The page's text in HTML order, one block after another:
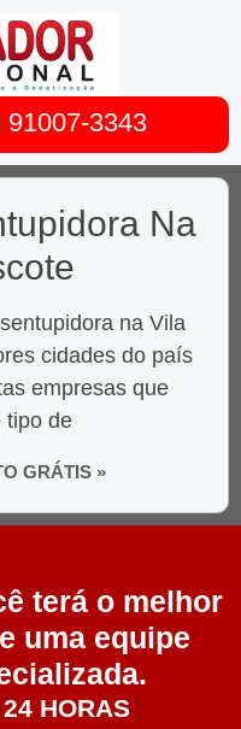
91007-3343
Na
na Vila
cidades do país
empresas que
tipo de
GRÁTIS »
terá o melhor
uma equipe
HORAS